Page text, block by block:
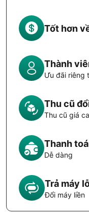
Tốt hơn
Thành
Ưu đãi riêng
Thu cũ
Thu cũ giá
Thanh
Dễ dàng
Trả máy
Đổi máy liền